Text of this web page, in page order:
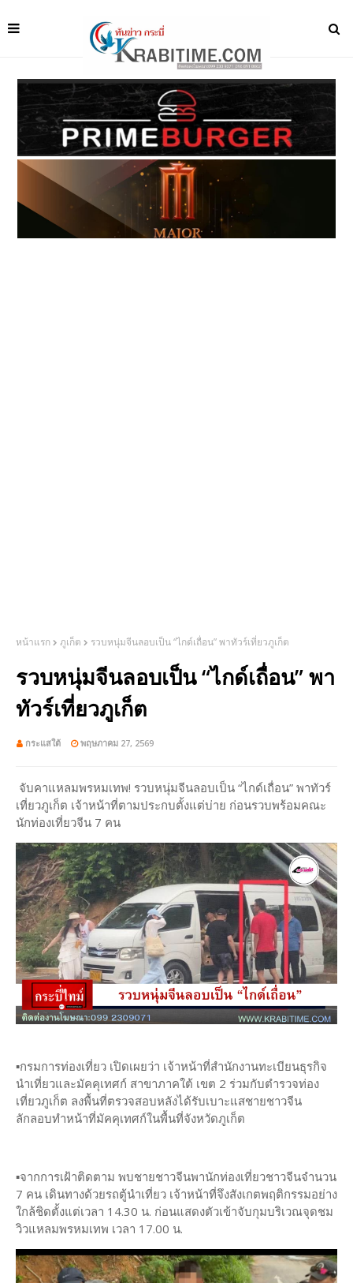
หน้าแรก ภูเก็ต รวบหนุ่มจีนลอบเป็น “ไกด์เถื่อน” พาทัวร์เที่ยวภูเก็ต
รวบหนุ่มจีนลอบเป็น “ไกด์เถื่อน” พา
ทัวร์เที่ยวภูเก็ต
กระแสใต้ พฤษภาคม 27, 2569
จับคาแหลมพรหมเทพ! รวบหนุ่มจีนลอบเป็น “ไกด์เถื่อน” พาทัวร์
เที่ยวภูเก็ต เจ้าหน้าที่ตามประกบตั้งแต่บ่าย ก่อนรวบพร้อมคณะ
นักท่องเที่ยวจีน 7 คน
▪️กรมการท่องเที่ยว เปิดเผยว่า เจ้าหน้าที่สำนักงานทะเบียนธุรกิจ
นำเที่ยวและมัคคุเทศก์ สาขาภาคใต้ เขต 2 ร่วมกับตำรวจท่อง
เที่ยวภูเก็ต ลงพื้นที่ตรวจสอบหลังได้รับเบาะแสชายชาวจีน
ลักลอบทำหน้าที่มัคคุเทศก์ในพื้นที่จังหวัดภูเก็ต
▪️จากการเฝ้าติดตาม พบชายชาวจีนพานักท่องเที่ยวชาวจีนจำนวน
7 คน เดินทางด้วยรถตู้นำเที่ยว เจ้าหน้าที่จึงสังเกตพฤติกรรมอย่าง
ใกล้ชิดตั้งแต่เวลา 14.30 น. ก่อนแสดงตัวเข้าจับกุมบริเวณจุดชม
วิวแหลมพรหมเทพ เวลา 17.00 น.